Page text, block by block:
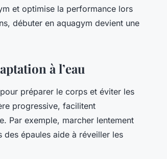
et optimise la performance lors
débuter en aquagym devient une
à l’eau
préparer le corps et éviter les
progressive, facilitent
Par exemple, marcher lentement
épaules aide à réveiller les